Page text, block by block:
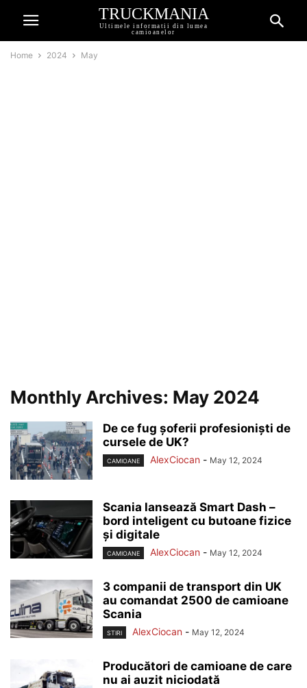
TRUCKMANIA
Ultimele informatii din lumea
camioanelor
Home 2024 May
Monthly Archives: May 2024
De ce fug șoferii profesioniști de
cursele de UK?
CAMIOANE AlexCiocan - May 12, 2024
Scania lansează Smart Dash –
bord inteligent cu butoane fizice
și digitale
CAMIOANE AlexCiocan - May 12, 2024
3 companii de transport din UK
au comandat 2500 de camioane
Scania
STIRI AlexCiocan - May 12, 2024
Producători de camioane de care
nu ai auzit niciodată